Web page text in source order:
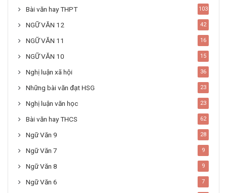
Bài văn hay THPT 103
NGỮ VĂN 12 42
NGỮ VĂN 11 16
NGỮ VĂN 10 15
Nghị luận xã hội 36
Những bài văn đạt HSG 23
Nghị luận văn học 23
Bài văn hay THCS 62
Ngữ Văn 9 28
Ngữ Văn 7 9
Ngữ Văn 8 9
Ngữ Văn 6 7